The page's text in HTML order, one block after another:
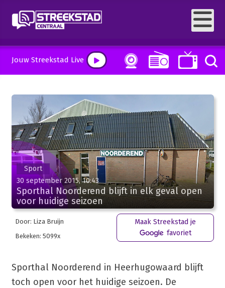
Jouw Streekstad Live
Sport
30 september 2015, 10:43
Sporthal Noorderend blijft in elk geval open
voor huidige seizoen
Door: Liza Bruijn
Bekeken: 5099x
Maak Streekstad je
favoriet
Sporthal Noorderend in Heerhugowaard blijft
toch open voor het huidige seizoen. De